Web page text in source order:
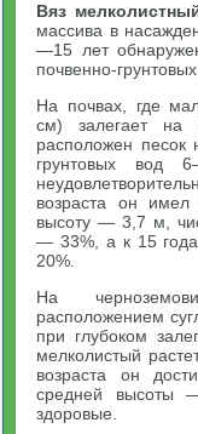
Вяз
массива в
—15 лет
почвенно-грунтовых
На почвах, где
см) залегает на
расположен песок
грунтовых вод
возраста он
высоту — 3,7 м,
— 33%, а к 15
20%.
На
расположением
при глубоком
мелколистый
возраста он
средней высоты
здоровые.